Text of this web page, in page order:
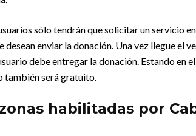
sólo tendrán que solicitar un servicio
desean enviar la donación. Una vez llegue el
debe entregar la donación. Estando
también será gratuito.
habilitadas por